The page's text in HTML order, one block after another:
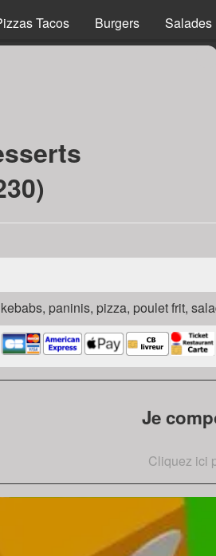
Tacos Burgers Salades
paninis, pizza, poulet frit,
Je
Cliquez ici